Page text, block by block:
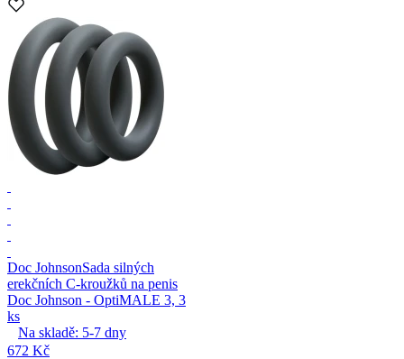
Doc JohnsonSada silných
erekčních C-kroužků na penis
Doc Johnson - OptiMALE 3, 3
ks
Na skladě: 5-7 dny
672 Kč